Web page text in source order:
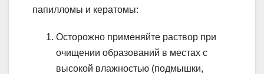
папилломы и кератомы:
Осторожно применяйте раствор при
очищении образований в местах с
высокой влажностью (подмышки,